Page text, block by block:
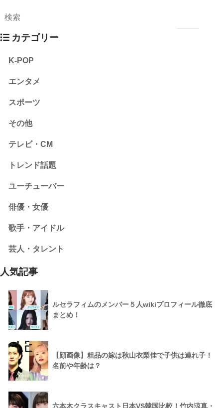
カテゴリー
K-POP
エンタメ
スポーツ
その他
テレビ・CM
トレンド話題
ユーチューバー
俳優・女優
歌手・アイドル
芸人・タレント
人気記事
ルセラフィムのメンバー５人wikiプロフィール徹底
まとめ！
【顔画像】粗品の嫁は秋山衣梨佳で子供は連れ子！
名前や年齢は？
六本木クラスキャスト日本VS韓国比較！竹内涼真・